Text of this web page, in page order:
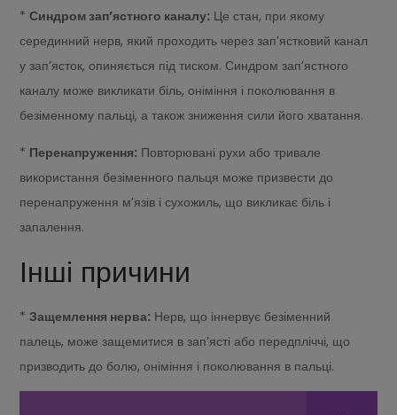
*Синдром зап’ястного каналу: Це стан, при якому
серединний нерв, який проходить через зап’ястковий канал
у зап’ясток, опиняється під тиском. Синдром зап’ястного
каналу може викликати біль, оніміння і поколювання в
безіменному пальці, а також зниження сили його хватання.
* Перенапруження: Повторювані рухи або тривале
використання безіменного пальця може призвести до
перенапруження м’язів і сухожиль, що викликає біль і
запалення.
Інші причини
*Защемлення нерва: Нерв, що іннервує безіменний
палець, може защемитися в зап’ясті або передпліччі, що
призводить до болю, оніміння і поколювання в пальці.